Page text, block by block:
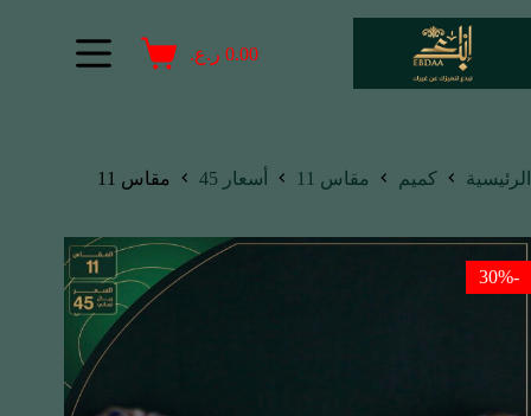
0.00 ر.ع.
الرئيسية كميم مقاس 11 أسعار 45 مقاس 11
-30%